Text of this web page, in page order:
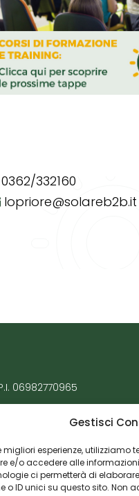
Gestisci
migliori esperienze, utilizziamo
e/o accedere alle
ci permetterà di
o ID unici su questo sito. Non
0362/332160
lopriore@solareb2b.it
06982770965